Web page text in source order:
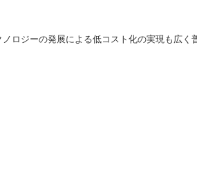
ジーの発展による低コスト化の実現も広く